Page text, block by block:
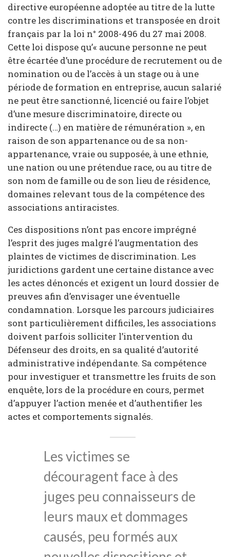
directive européenne adoptée au titre de la lutte
contre les discriminations et transposée en droit
français par la loi n° 2008-496 du 27 mai 2008.
Cette loi dispose qu’« aucune personne ne peut
être écartée d’une procédure de recrutement ou de
nomination ou de l’accès à un stage ou à une
période de formation en entreprise, aucun salarié
ne peut être sanctionné, licencié ou faire l’objet
d’une mesure discriminatoire, directe ou
indirecte (…) en matière de rémunération », en
raison de son appartenance ou de sa non-
appartenance, vraie ou supposée, à une ethnie,
une nation ou une prétendue race, ou au titre de
son nom de famille ou de son lieu de résidence,
domaines relevant tous de la compétence des
associations antiracistes.
Ces dispositions n’ont pas encore imprégné
l’esprit des juges malgré l’augmentation des
plaintes de victimes de discrimination. Les
juridictions gardent une certaine distance avec
les actes dénoncés et exigent un lourd dossier de
preuves afin d’envisager une éventuelle
condamnation. Lorsque les parcours judiciaires
sont particulièrement difficiles, les associations
doivent parfois solliciter l’intervention du
Défenseur des droits, en sa qualité d’autorité
administrative indépendante. Sa compétence
pour investiguer et transmettre les fruits de son
enquête, lors de la procédure en cours, permet
d’appuyer l’action menée et d’authentifier les
actes et comportements signalés.
Les victimes se
découragent face à des
juges peu connaisseurs de
leurs maux et dommages
causés, peu formés aux